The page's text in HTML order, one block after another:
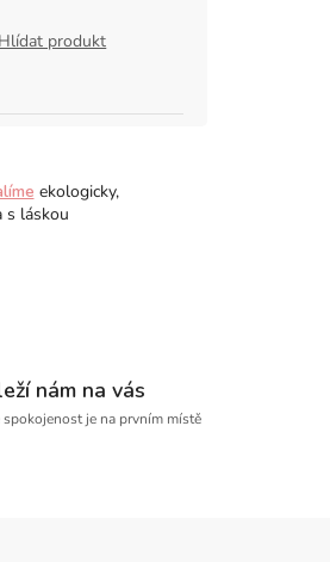
Hlídat produkt
ekologicky,
s láskou
nám na vás
spokojenost je na prvním místě